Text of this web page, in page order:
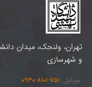
تهران، ولنجک، میدان
و شهرسازی
موبایل :0930-8101-751